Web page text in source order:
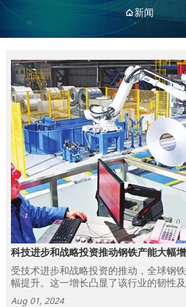
新闻
科技进步和战略投资推动钢铁产能大幅
受技术进步和战略投资的推动，全球钢
幅提升。这一增长凸显了该行业的韧性
不断变化的需求的能力。
Aug 01, 2024